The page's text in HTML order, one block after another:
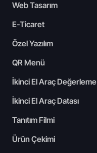
Web Tasarım
E-Ticaret
Özel Yazılım
QR Menü
İkinci El Araç Değerleme
İkinci El Araç Datası
Tanıtım Filmi
Ürün Çekimi